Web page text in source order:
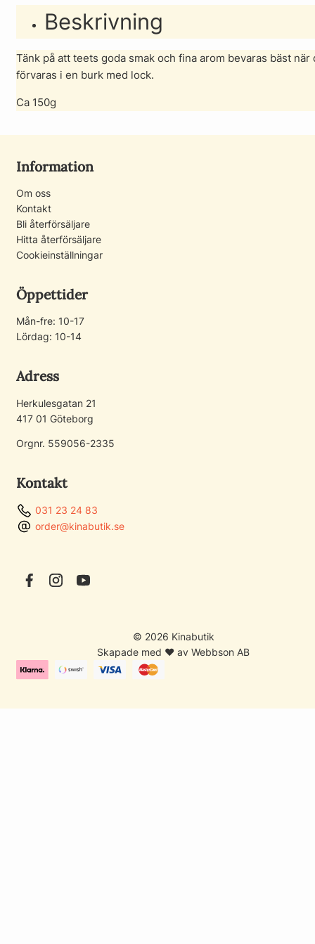
Beskrivning
Tänk på att teets goda smak och fina arom bevaras bäst när
förvaras i en burk med lock.
Ca 150g
Information
Om oss
Kontakt
Bli återförsäljare
Hitta återförsäljare
Cookieinställningar
Öppettider
Mån-fre: 10-17
Lördag: 10-14
Adress
Herkulesgatan 21
417 01 Göteborg
Orgnr. 559056-2335
Kontakt
031 23 24 83
order@kinabutik.se
© 2026 Kinabutik
Skapade med ♥ av Webbson AB